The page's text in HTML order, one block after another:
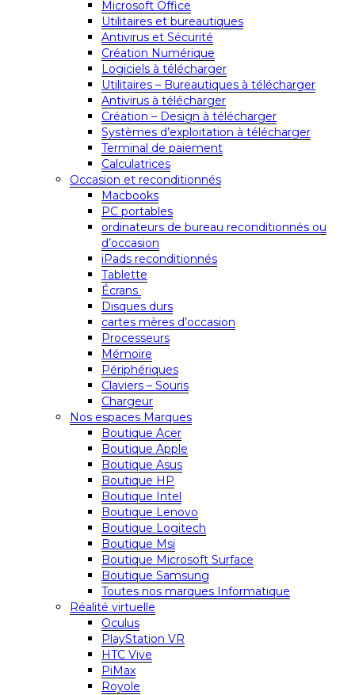
Microsoft Office
Utilitaires et bureautiques
Antivirus et Sécurité
Création Numérique
Logiciels à télécharger
Utilitaires – Bureautiques à télécharger
Antivirus à télécharger
Création – Design à télécharger
Systèmes d’exploitation à télécharger
Terminal de paiement
Calculatrices
Occasion et reconditionnés
Macbooks
PC portables
ordinateurs de bureau reconditionnés ou
d’occasion
iPads reconditionnés
Tablette
Écrans
Disques durs
cartes mères d’occasion
Processeurs
Mémoire
Périphériques
Claviers – Souris
Chargeur
Nos espaces Marques
Boutique Acer
Boutique Apple
Boutique Asus
Boutique HP
Boutique Intel
Boutique Lenovo
Boutique Logitech
Boutique Msi
Boutique Microsoft Surface
Boutique Samsung
Toutes nos marques Informatique
Réalité virtuelle
Oculus
PlayStation VR
HTC Vive
PiMax
Royole